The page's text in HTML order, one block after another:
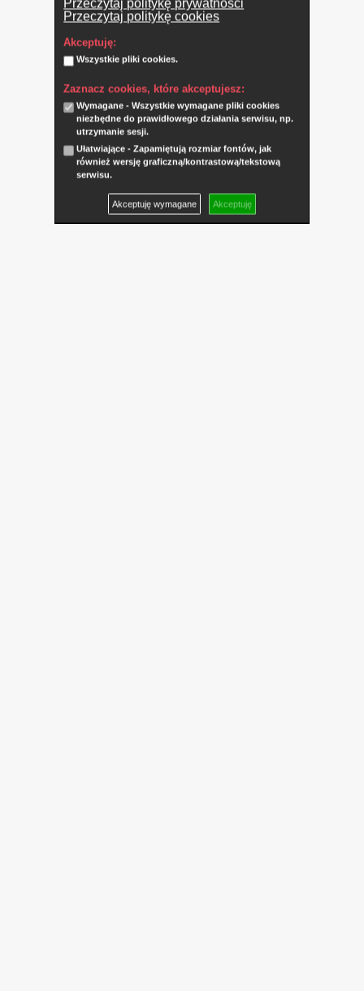
Przeczytaj politykę prywatności
Przeczytaj politykę cookies
Akceptuję:
Wszystkie pliki cookies.
Zaznacz cookies, które akceptujesz:
Wymagane - Wszystkie wymagane pliki cookies
niezbędne do prawidłowego działania serwisu, np.
utrzymanie sesji.
Ułatwiające - Zapamiętują rozmiar fontów, jak
również wersję graficzną/kontrastową/tekstową
serwisu.
Akceptuję wymagane Akceptuję